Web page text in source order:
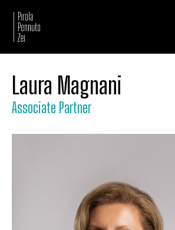
Laura Magnani
Associate Partner